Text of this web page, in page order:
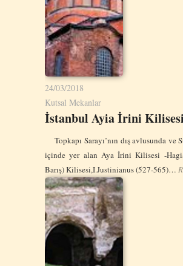
24/03/2018
Kutsal Mekanlar
İstanbul Ayia İrini Kilisesi
Topkapı Sarayı’nın dış avlusunda ve
içinde yer alan Aya İrini Kilisesi -
Barış) Kilisesi,I.Justinianus (527-565)…